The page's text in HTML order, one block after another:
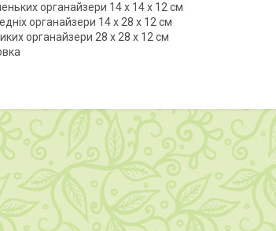
органайзери 14 x 14 x 12 см
органайзери 14 x 28 x 12 см
органайзери 28 x 28 x 12 см